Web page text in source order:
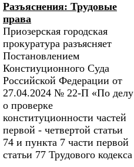
Разъяснения: Трудовые
права
Приозерская городская
прокуратура разъясняет
Постановлением
Констиуционного Суда
Российской Федерации от
27.04.2024 № 22-П «По делу
о проверке
конституционности частей
первой - четвертой статьи
74 и пункта 7 части первой
статьи 77 Трудового кодекса